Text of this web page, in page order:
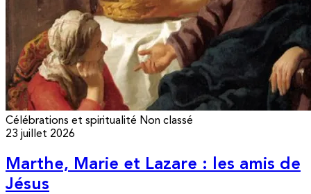
Célébrations et spiritualité Non classé
23 juillet 2026
Marthe, Marie et Lazare : les amis de
Jésus